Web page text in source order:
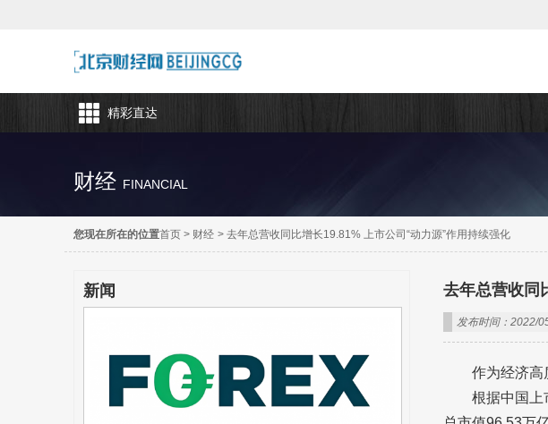
精彩直达
财经 FINANCIAL
您现在所在的位置首页 > 财经 > 去年总营收同比增长19.81% 上市公司“动力源”作用持续强化
新闻 去年总营收同
发布时间：2022/
作为经济高
根据中国上